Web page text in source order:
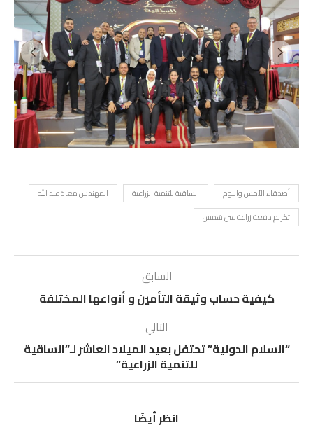
تكريم دفعة زراعة عين شمس
كيفية حساب وثيقة التأمين و أنواعها المختلفة
التالي
“السلام الدولية” تحتفل بعيد الميلاد العاشر لـ”الساقية
للتنمية الزراعية”
انظر أيضًا